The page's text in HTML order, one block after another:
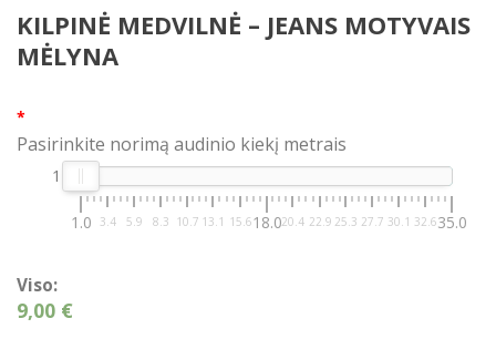
KILPINĖ MEDVILNĖ – JEANS MOTYVAIS
MĖLYNA
*
Pasirinkite norimą audinio kiekį metrais
1.0 3.4 5.9 8.3 10.7 13.1 15.618.020.4 22.9 25.3 27.7 30.1 32.635.0
1
Viso:
9,00 €